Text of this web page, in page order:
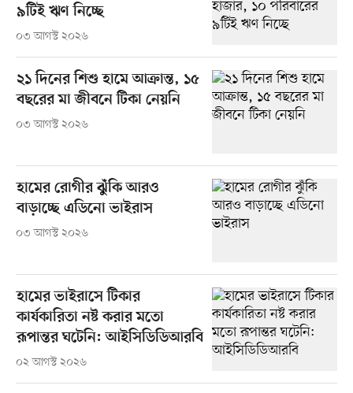
৯টিই ঋণ নিচ্ছে
০৩ আগস্ট ২০২৬
২১ দিনের শিশু হামে আক্রান্ত, ১৫
বছরের মা জীবনে টিকা নেয়নি
০৩ আগস্ট ২০২৬
হামের রোগীর ঝুঁকি আরও
বাড়াচ্ছে এডিনো ভাইরাস
০৩ আগস্ট ২০২৬
হামের ভাইরাসে টিকার
কার্যকারিতা নষ্ট করার মতো
রূপান্তর ঘটেনি: আইসিডিডিআরবি
০২ আগস্ট ২০২৬